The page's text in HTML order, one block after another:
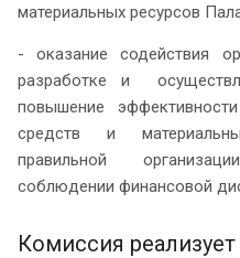
материальных ресурсов
- оказание содействия
разработке и
повышение
средств и
правильной
соблюдении финансовой
Комиссия